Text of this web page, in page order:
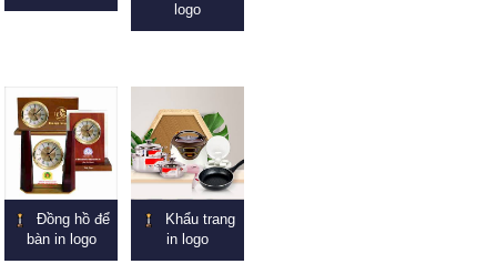
logo
Đồng hồ để
bàn in logo
Khẩu trang
in logo